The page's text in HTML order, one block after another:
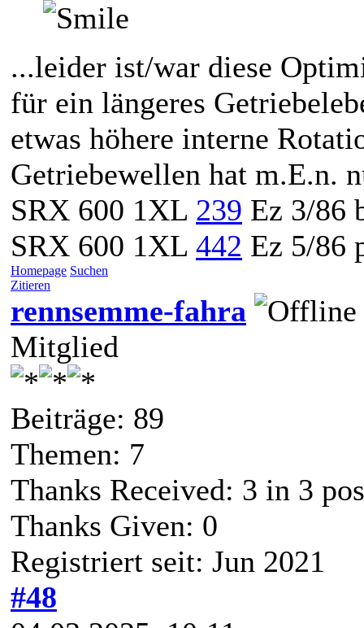
...leider ist/war diese
für ein längeres
etwas höhere interne
Getriebewellen hat m.E.n.
SRX 600 1XL 239 Ez 3/86
SRX 600 1XL 442 Ez 5/86
Homepage Suchen
Zitieren
rennsemme-fahra
Mitglied
Beiträge: 89
Themen: 7
Thanks Received: 3 in 3
Thanks Given: 0
Registriert seit: Jun 2021
#48